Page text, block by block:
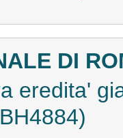
DI
eredita'